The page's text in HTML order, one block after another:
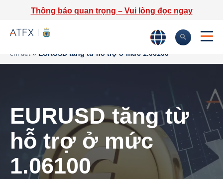
Thông báo quan trọng – Vui lòng đọc ngay
Tin tức thị trường & Thông tin
chi tiết » EURUSD tăng từ hỗ trợ ở mức 1.06100
EURUSD tăng từ
hỗ trợ ở mức
1.06100